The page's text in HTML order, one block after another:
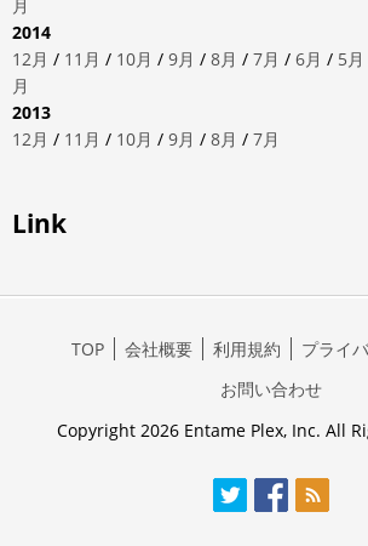
月
2014
12月 / 11月 / 10月 / 9月 / 8月 / 7月 / 6月 / 5月
月
2013
12月 / 11月 / 10月 / 9月 / 8月 / 7月
Link
TOP 会社概要 利用規約
プライ
お問い合わせ
Copyright 2026 Entame Plex, Inc. All